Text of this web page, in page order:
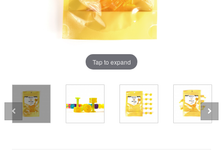
Tap to expand